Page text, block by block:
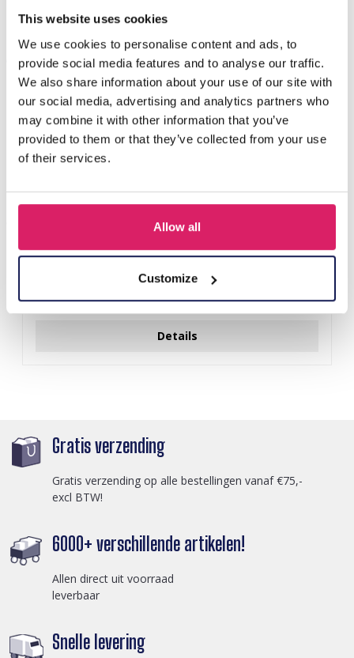
This website uses cookies
We use cookies to personalise content and ads, to
provide social media features and to analyse our traffic.
We also share information about your use of our site with
our social media, advertising and analytics partners who
may combine it with other information that you’ve
provided to them or that they’ve collected from your use
of their services.
Allow all
Customize
Anderen kochten ook
F-A12.1 N2001-010 Necklace Shells 36-44cm Black
Login voor prijzen
Details
Gratis verzending
Gratis verzending op alle bestellingen vanaf €75,-
excl BTW!
6000+ verschillende artikelen!
Allen direct uit voorraad
leverbaar
Snelle levering